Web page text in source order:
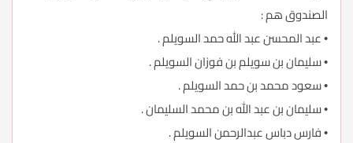
الصندوق هم :
• عبد المحسن عبد الله حمد السويلم .
• سليمان بن سويلم بن فوزان السويلم .
• سعود محمد بن حمد السويلم .
• سليمان بن عبد الله بن محمد السليمان .
• فارس دباس عبدالرحمن السويلم .